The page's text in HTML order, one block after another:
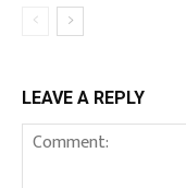
LEAVE A REPLY